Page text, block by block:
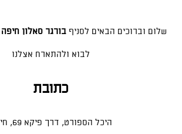
שלום וברוכים הבאים לסניףבורגר סאלון חיפה
לבוא ולהתארח אצלנו
כתובת
היכל הספורט, דרך פיקא 69, חיפה